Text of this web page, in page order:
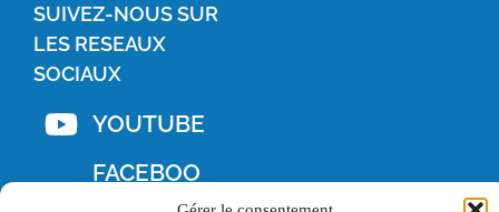
SUIVEZ-NOUS SUR
LES RESEAUX
SOCIAUX
YOUTUBE
FACEBOO